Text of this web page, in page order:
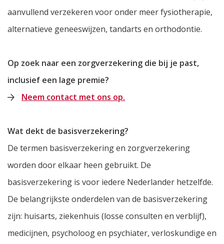
aanvullend verzekeren voor onder meer fysiotherapie,
alternatieve geneeswijzen, tandarts en orthodontie.
Op zoek naar een zorgverzekering die bij je past,
inclusief een lage premie?
Neem contact met ons op.
Wat dekt de basisverzekering?
De termen basisverzekering en zorgverzekering
worden door elkaar heen gebruikt. De
basisverzekering is voor iedere Nederlander hetzelfde.
De belangrijkste onderdelen van de basisverzekering
zijn: huisarts, ziekenhuis (losse consulten en verblijf),
medicijnen, psycholoog en psychiater, verloskundige en